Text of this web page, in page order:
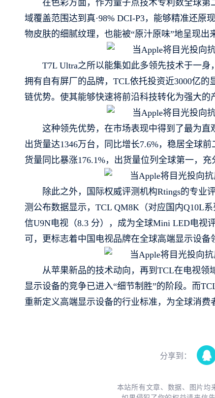
在色彩方面，作为量子点技术专利数全球第
域覆盖范围达到真·98% DCI-P3，能够精准还
物皮肤的细腻纹理，也能被“原汁原味”地呈现出
T7L Ultra之所以能集如此多领先技术于一
拥有自有屏厂的品牌，TCL依托投资近3000亿
链优势。使其能够快速将前沿科技转化为强大的
这种领先优势，在市场表现中得到了最为
出货量达1346万台，同比增长7.6%，稳居全球
货量同比暴涨176.1%，出货量位列全球第一，
除此之外，国际权威评测机构Rtings的专
测公布数据显示，TCL QM8K（对应国内Q10L
信U9N电视（8.3 分），成为全球Mini LED电视
可，更标志着中国电视品牌在全球高端显示设备
从苹果新品的技术动向，再到TCL在电视
显示设备的竞争已进入“细节制胜”的阶段。而
重新定义高端显示设备的行业标准，为全球消费
分享到：
本站所有文章、数据、图片均